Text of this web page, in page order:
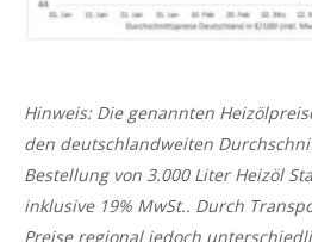
Hinweis: Die genannten
den deutschlandweiten
Bestellung von 3.000 Liter Heizöl
inklusive 19% MwSt.. Durch
Preise regional jedoch